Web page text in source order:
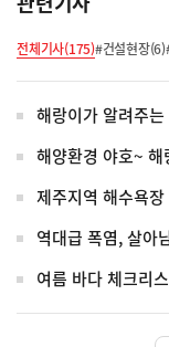
전체기사(175)#건설현장(6)
해랑이가 알려주
해양환경 야호~
제주지역 해수욕
역대급 폭염, 살아
여름 바다 체크리